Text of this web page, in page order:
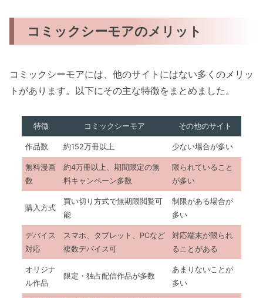
コミックシーモアのメリット
コミックシーモアには、他のサイトにはない多くのメリッ
トがあります。以下にその主な特徴をまとめました。
特徴 コミックシーモア その他のサイト
作品数 約152万冊以上 少ない場合が多い
無料漫画
数
約4万冊以上、期間限定の無
料キャンペーン多数
限られていること
が多い
購入方式
買い切り方式で無期限閲覧可
能
制限がある場合が
多い
デバイス
対応
スマホ、タブレット、PCなど
複数デバイス可
対応端末が限られ
ることがある
オリジナ
ル作品
限定・独占配信作品が多数
あまりないことが
多い